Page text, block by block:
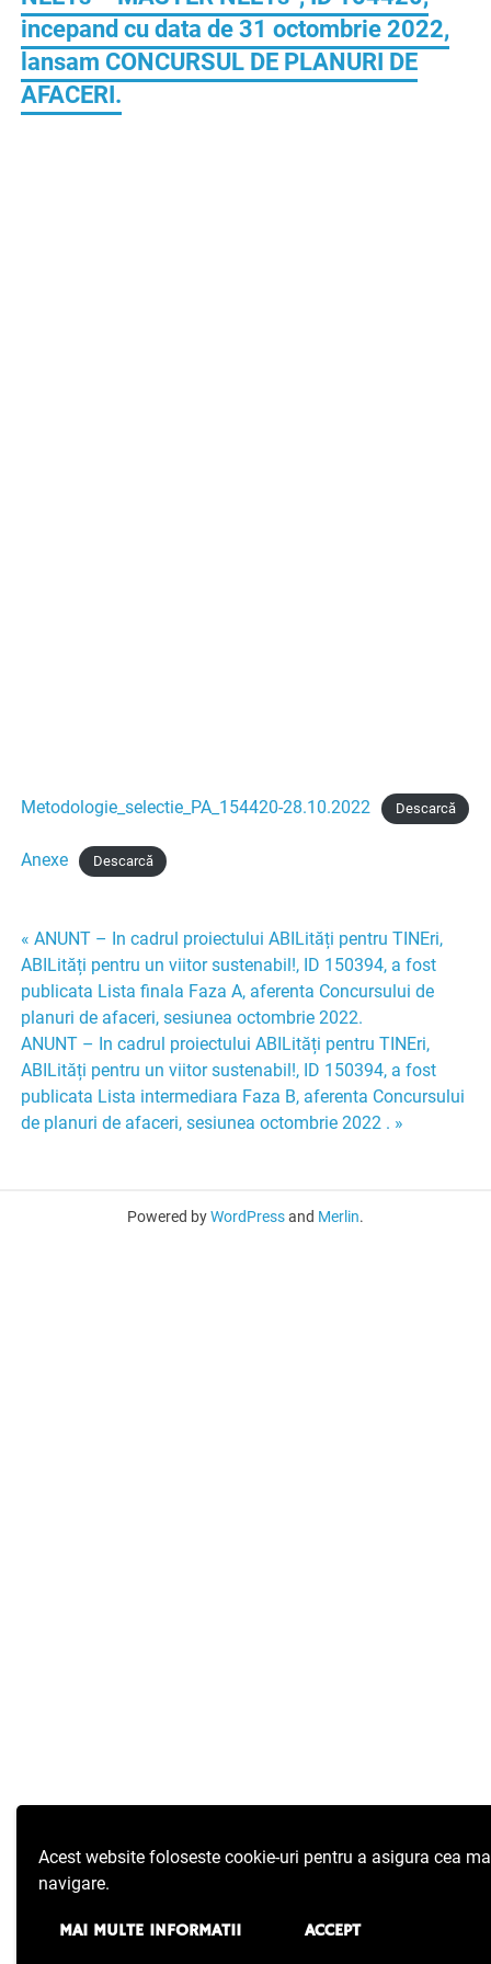
Acest website foloseste cookie-uri pentru a asigura cea
navigare.
MAI MULTE INFORMATII ACCEPT
incepand cu data de 31 octombrie 2022,
lansam CONCURSUL DE PLANURI DE
AFACERI.
Metodologie_selectie_PA_154420-28.10.2022 Descarcă
Anexe Descarcă
Navigare
în
articole
« ANUNT – In cadrul proiectului ABILități pentru TINEri,
ABILități pentru un viitor sustenabil!, ID 150394, a fost
publicata Lista finala Faza A, aferenta Concursului de
planuri de afaceri, sesiunea octombrie 2022.
ANUNT – In cadrul proiectului ABILități pentru TINEri,
ABILități pentru un viitor sustenabil!, ID 150394, a fost
publicata Lista intermediara Faza B, aferenta Concursului
de planuri de afaceri, sesiunea octombrie 2022 . »
Powered byWordPressand Merlin.